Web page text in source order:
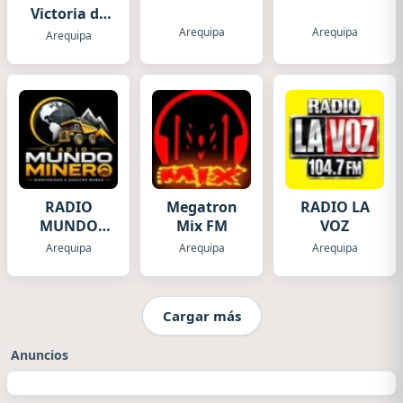
Victoria de
Arequipa
Arequipa Arequipa Arequipa
RADIO
MUNDO
MINERO
Arequipa
Megatron
Mix FM
Arequipa
RADIO LA
VOZ
Arequipa
Cargar más
Anuncios